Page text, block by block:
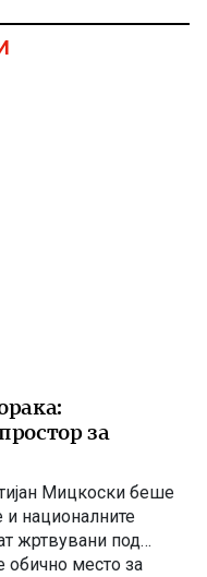
за
Мицкоски беше
националните
жртвувани под
обично место за